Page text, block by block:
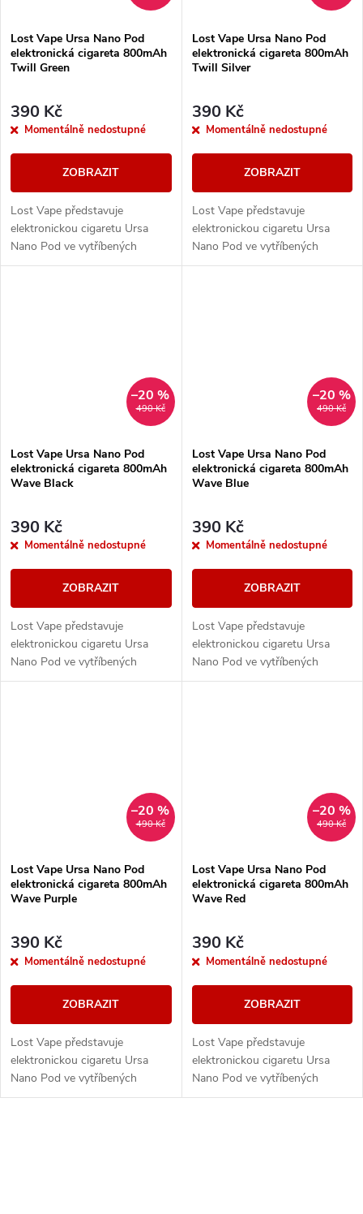
Lost Vape Ursa Nano Pod
elektronická cigareta 800mAh
Twill Green
390 Kč
Momentálně nedostupné
ZOBRAZIT
Lost Vape představuje
elektronickou cigaretu Ursa
Nano Pod ve vytříbených
barevných provedení. Tělo
Lost Vape Ursa Nano Pod
elektronická cigareta 800mAh
Twill Silver
390 Kč
Momentálně nedostupné
ZOBRAZIT
Lost Vape představuje
elektronickou cigaretu Ursa
Nano Pod ve vytříbených
barevných provedení. Tělo
490 Kč
–20 %
Lost Vape Ursa Nano Pod
elektronická cigareta 800mAh
Wave Black
390 Kč
Momentálně nedostupné
ZOBRAZIT
Lost Vape představuje
elektronickou cigaretu Ursa
Nano Pod ve vytříbených
barevných provedení. Tělo
490 Kč
–20 %
Lost Vape Ursa Nano Pod
elektronická cigareta 800mAh
Wave Blue
390 Kč
Momentálně nedostupné
ZOBRAZIT
Lost Vape představuje
elektronickou cigaretu Ursa
Nano Pod ve vytříbených
barevných provedení. Tělo
490 Kč
–20 %
Lost Vape Ursa Nano Pod
elektronická cigareta 800mAh
Wave Purple
390 Kč
Momentálně nedostupné
ZOBRAZIT
Lost Vape představuje
elektronickou cigaretu Ursa
Nano Pod ve vytříbených
barevných provedení. Tělo
490 Kč
–20 %
Lost Vape Ursa Nano Pod
elektronická cigareta 800mAh
Wave Red
390 Kč
Momentálně nedostupné
ZOBRAZIT
Lost Vape představuje
elektronickou cigaretu Ursa
Nano Pod ve vytříbených
barevných provedení. Tělo